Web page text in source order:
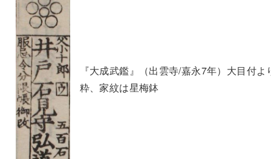
『大成武鑑』（出雲寺/嘉永7年）大目付よ
粋、家紋は星梅鉢